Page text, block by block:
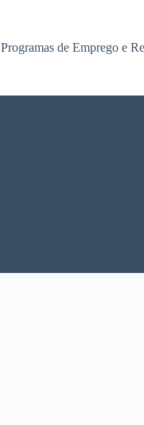
Programas de Emprego e